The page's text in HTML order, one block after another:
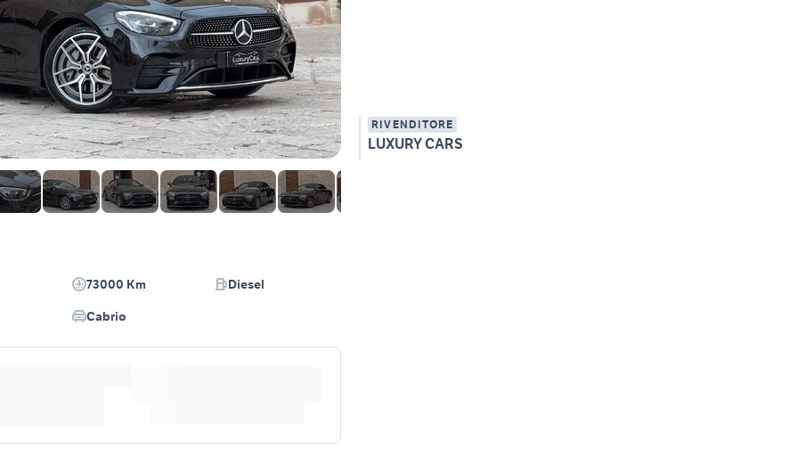
RIVENDITORE
LUXURY CARS
73000 Km
Diesel
Cabrio